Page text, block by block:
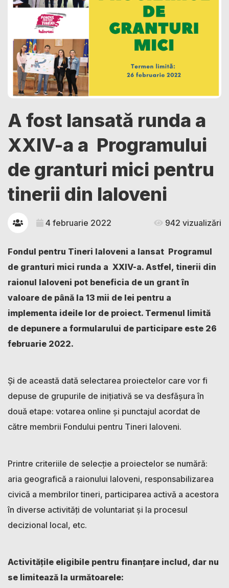
A fost lansată runda a
XXIV-a a Programului
de granturi mici pentru
tinerii din Ialoveni
4 februarie 2022 942 vizualizări
Fondul pentru Tineri Ialoveni a lansat Programul
de granturi mici runda a XXIV-a. Astfel, tinerii din
raionul Ialoveni pot beneficia de un grant în
valoare de până la 13 mii de lei pentru a
implementa ideile lor de proiect. Termenul limită
de depunere a formularului de participare este 26
februarie 2022.
Și de această dată selectarea proiectelor care vor fi
depuse de grupurile de inițiativă se va desfășura în
două etape: votarea online și punctajul acordat de
către membrii Fondului pentru Tineri Ialoveni.
Printre criteriile de selecție a proiectelor se numără:
aria geografică a raionului Ialoveni, responsabilizarea
civică a membrilor tineri, participarea activă a acestora
în diverse activități de voluntariat și la procesul
decizional local, etc.
Activitățile eligibile pentru finanţare includ, dar nu
se limitează la următoarele: